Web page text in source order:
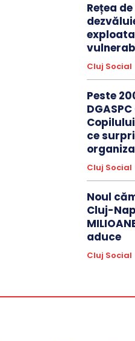
Rețea
Cluj Social
Peste
ce
Cluj Social
Noul
Cluj-
aduce
Cluj Social